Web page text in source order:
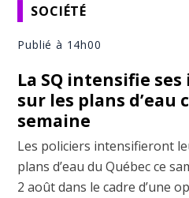
SOCIÉTÉ
Publié à 14h00
La SQ intensifie
sur les plans d’eau
semaine
Les policiers intensifieront
plans d’eau du Québec ce
2 août dans le cadre d’une